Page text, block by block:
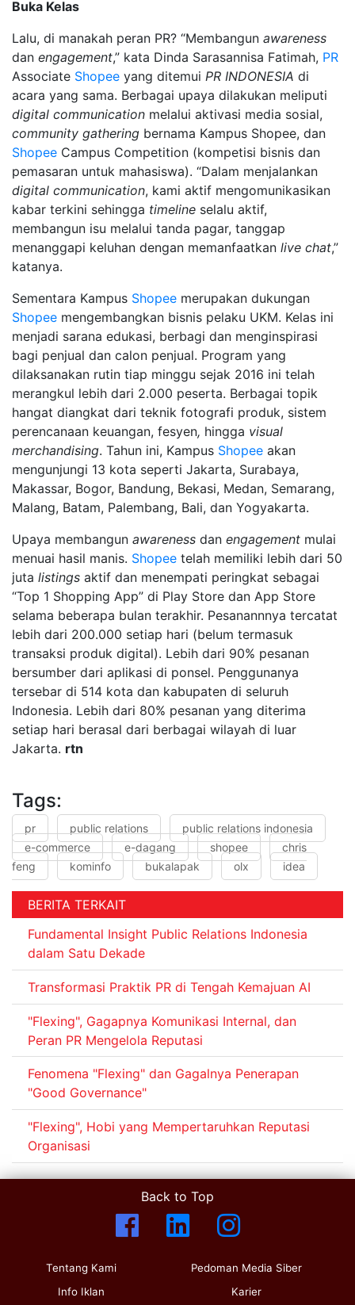
Buka Kelas
Lalu, di manakah peran PR? “Membangun awareness
dan engagement,” kata Dinda Sarasannisa Fatimah, PR
Associate Shopee yang ditemui PR INDONESIA di
acara yang sama. Berbagai upaya dilakukan meliputi
digital communication melalui aktivasi media sosial,
community gathering bernama Kampus Shopee, dan
Shopee Campus Competition (kompetisi bisnis dan
pemasaran untuk mahasiswa). “Dalam menjalankan
digital communication, kami aktif mengomunikasikan
kabar terkini sehingga timeline selalu aktif,
membangun isu melalui tanda pagar, tanggap
menanggapi keluhan dengan memanfaatkan live chat,”
katanya.
Sementara Kampus Shopee merupakan dukungan
Shopee mengembangkan bisnis pelaku UKM. Kelas ini
menjadi sarana edukasi, berbagi dan menginspirasi
bagi penjual dan calon penjual. Program yang
dilaksanakan rutin tiap minggu sejak 2016 ini telah
merangkul lebih dari 2.000 peserta. Berbagai topik
hangat diangkat dari teknik fotografi produk, sistem
perencanaan keuangan, fesyen, hingga visual
merchandising. Tahun ini, Kampus Shopee akan
mengunjungi 13 kota seperti Jakarta, Surabaya,
Makassar, Bogor, Bandung, Bekasi, Medan, Semarang,
Malang, Batam, Palembang, Bali, dan Yogyakarta.
Upaya membangun awareness dan engagement mulai
menuai hasil manis. Shopee telah memiliki lebih dari 50
juta listings aktif dan menempati peringkat sebagai
“Top 1 Shopping App” di Play Store dan App Store
selama beberapa bulan terakhir. Pesanannnya tercatat
lebih dari 200.000 setiap hari (belum termasuk
transaksi produk digital). Lebih dari 90% pesanan
bersumber dari aplikasi di ponsel. Penggunanya
tersebar di 514 kota dan kabupaten di seluruh
Indonesia. Lebih dari 80% pesanan yang diterima
setiap hari berasal dari berbagai wilayah di luar
Jakarta. rtn
Tags:
pr public relations
public relations indonesia
e-commerce
e-dagang shopee
chris
feng
kominfo bukalapak olx idea
BERITA TERKAIT
Fundamental Insight Public Relations Indonesia
dalam Satu Dekade
Transformasi Praktik PR di Tengah Kemajuan AI
"Flexing", Gagapnya Komunikasi Internal, dan
Peran PR Mengelola Reputasi
Fenomena "Flexing" dan Gagalnya Penerapan
"Good Governance"
"Flexing", Hobi yang Mempertaruhkan Reputasi
Organisasi
Back to Top
Tentang Kami
Info Iklan
Pedoman Media Siber
Karier